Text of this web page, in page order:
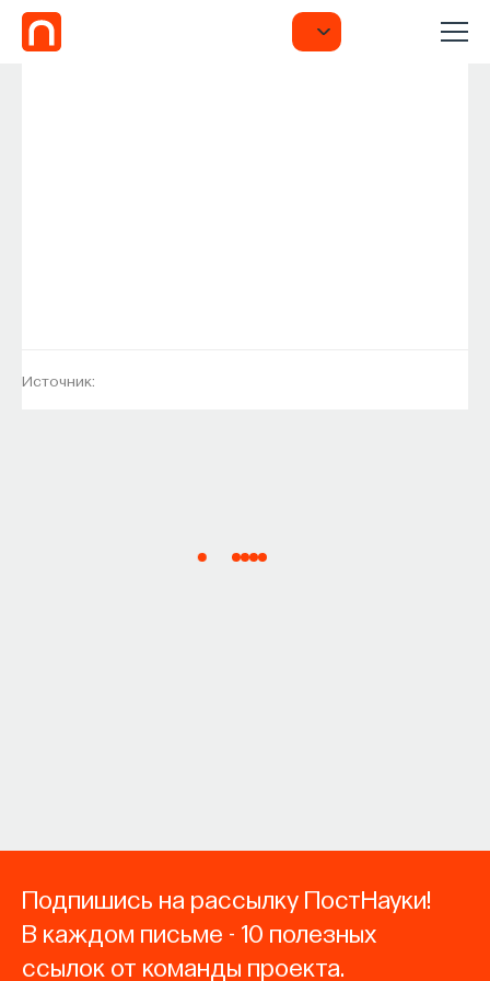
Источник:
Подпишись на рассылку ПостНауки!
В каждом письме - 10 полезных
ссылок от команды проекта.